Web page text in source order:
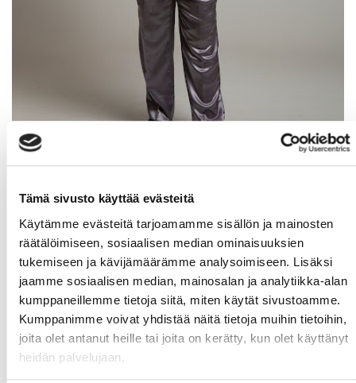
Tämä sivusto käyttää evästeitä
Käytämme evästeitä tarjoamamme sisällön ja mainosten
räätälöimiseen, sosiaalisen median ominaisuuksien
tukemiseen ja kävijämäärämme analysoimiseen. Lisäksi
jaamme sosiaalisen median, mainosalan ja analytiikka-alan
kumppaneillemme tietoja siitä, miten käytät sivustoamme.
Kumppanimme voivat yhdistää näitä tietoja muihin tietoihin,
joita olet antanut heille tai joita on kerätty, kun olet käyttänyt
heidän palvelujaan.
Heiðar - Kai Tanner